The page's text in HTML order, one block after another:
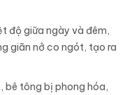
độ giữa ngày và đêm,
giãn nở co ngót, tạo ra
bê tông bị phong hóa,